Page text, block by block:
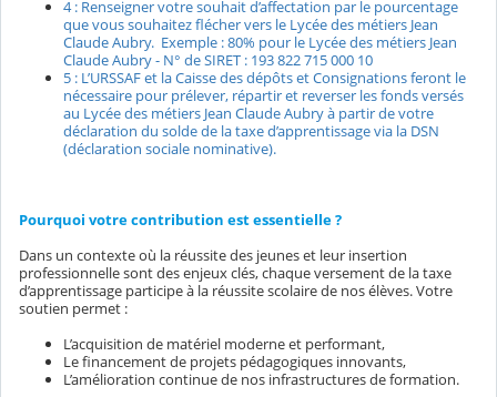
4 : Renseigner votre souhait d’affectation par le pourcentage
que vous souhaitez flécher vers le Lycée des métiers Jean
Claude Aubry. Exemple : 80% pour le Lycée des métiers Jean
Claude Aubry - N° de SIRET : 193 822 715 000 10
5 : L’URSSAF et la Caisse des dépôts et Consignations feront le
nécessaire pour prélever, répartir et reverser les fonds versés
au Lycée des métiers Jean Claude Aubry à partir de votre
déclaration du solde de la taxe d’apprentissage via la DSN
(déclaration sociale nominative).
Pourquoi votre contribution est essentielle ?
Dans un contexte où la réussite des jeunes et leur insertion
professionnelle sont des enjeux clés, chaque versement de la taxe
d’apprentissage participe à la réussite scolaire de nos élèves. Votre
soutien permet :
L’acquisition de matériel moderne et performant,
Le financement de projets pédagogiques innovants,
L’amélioration continue de nos infrastructures de formation.